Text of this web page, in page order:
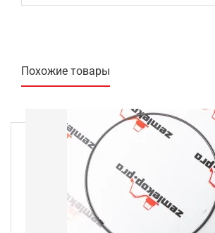
Похожие товары